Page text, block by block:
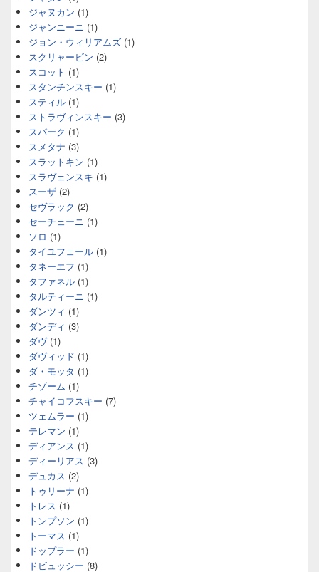
ジャヌカン (1)
ジャンニーニ (1)
ジョン・ウィリアムズ (1)
スクリャービン (2)
スコット (1)
スタンチンスキー (1)
スティル (1)
ストラヴィンスキー (3)
スパーク (1)
スメタナ (3)
スラットキン (1)
スラヴェンスキ (1)
スーザ (2)
セヴラック (2)
セーチェーニ (1)
ソロ (1)
タイユフェール (1)
タネーエフ (1)
タファネル (1)
タルティーニ (1)
ダンツィ (1)
ダンディ (3)
ダヴ(1)
ダヴィッド (1)
ダ・モッタ (1)
チゾーム (1)
チャイコフスキー (7)
ツェムラー (1)
テレマン (1)
ディアンス (1)
ディーリアス (3)
デュカス (2)
トゥリーナ (1)
トレス (1)
トンプソン (1)
トーマス (1)
ドップラー (1)
ドビュッシー (8)